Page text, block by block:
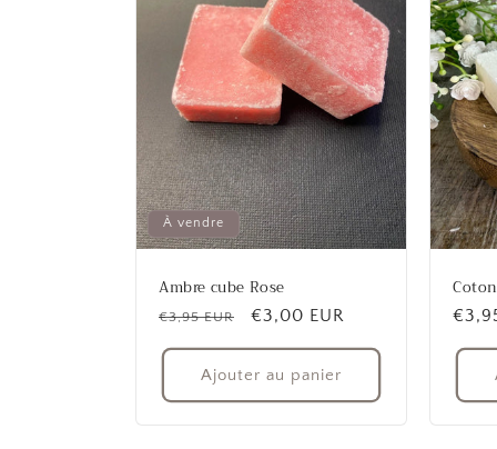
À vendre
Ambre cube Rose
Prix
habituel
€3,95 EUR
Prix
promotionnel
€3,00 EUR
Ajouter au panier
Prix